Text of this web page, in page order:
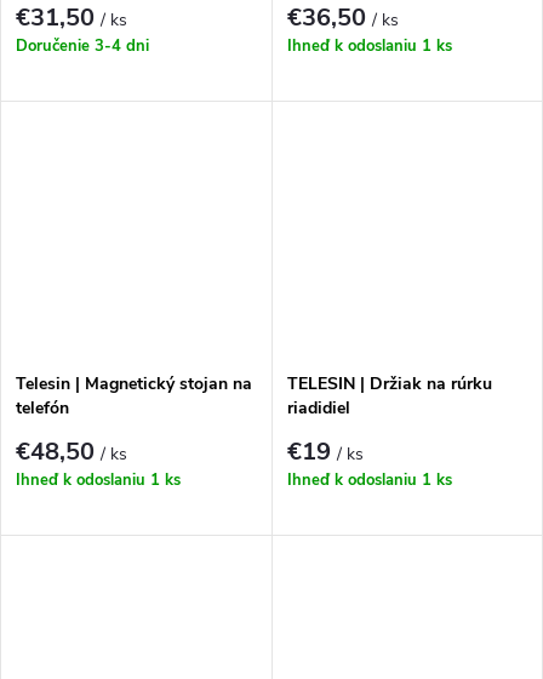
€31,50/ ks
Doručenie 3-4 dni
€36,50/ ks
Ihneď k odoslaniu 1 ks
Telesin | Magnetický stojan na
telefón
€48,50/ ks
Ihneď k odoslaniu 1 ks
TELESIN | Držiak na rúrku
riadidiel
€19/ ks
Ihneď k odoslaniu 1 ks